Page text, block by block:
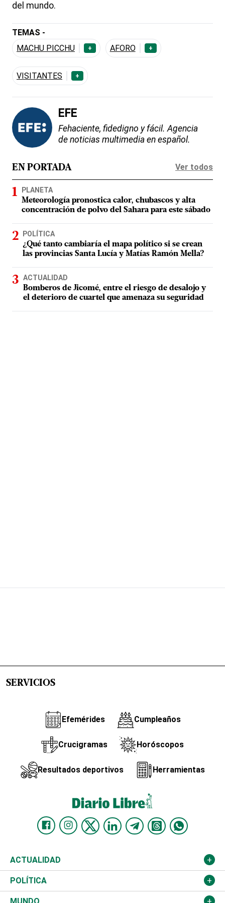
del mundo.
TEMAS -
MACHU PICCHU
+ AFORO +
VISITANTES +
EFE
Fehaciente, fidedigno y fácil. Agencia
de noticias multimedia en español.
EN PORTADA Ver todos
PLANETA
Meteorología pronostica calor, chubascos y alta
concentración de polvo del Sahara para este sábado
POLÍTICA
¿Qué tanto cambiaría el mapa político si se crean
las provincias Santa Lucía y Matías Ramón Mella?
ACTUALIDAD
Bomberos de Jicomé, entre el riesgo de desalojo y
el deterioro de cuartel que amenaza su seguridad
SERVICIOS
Efemérides Cumpleaños
Crucigramas Horóscopos
Resultados deportivos Herramientas
ACTUALIDAD
Nacional
Ciudad
POLÍTICA